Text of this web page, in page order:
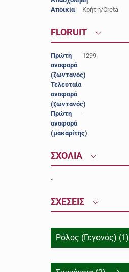
Αποικία
Κρήτη/Creta
FLORUIT
Πρώτη
αναφορά
(ζωντανός)
1299
Τελευταία
αναφορά
(ζωντανός)
-
Πρώτη
αναφορά
(μακαρίτης)
-
ΣΧΟΛΙΑ
-
ΣΧΕΣΕΙΣ
Ρόλος (Γεγονός) (1)